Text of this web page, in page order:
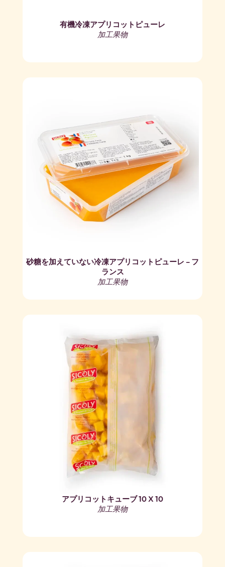
有機冷凍アプリコットピューレ
加工果物
砂糖を加えていない冷凍アプリコットピューレ – フ
ランス
加工果物
アプリコットキューブ 10 X 10
加工果物